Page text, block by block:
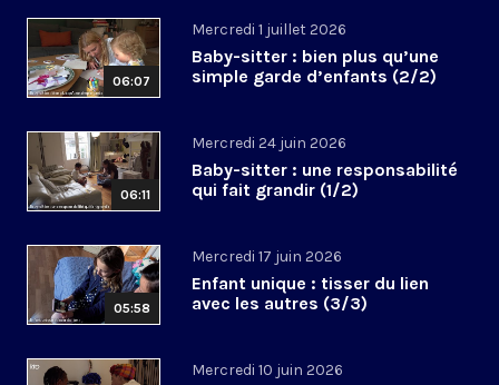
06:07
Mercredi 1 juillet 2026
Baby-sitter : bien plus qu’une
simple garde d’enfants (2/2)
06:11
Mercredi 24 juin 2026
Baby-sitter : une responsabilité
qui fait grandir (1/2)
05:58
Mercredi 17 juin 2026
Enfant unique : tisser du lien
avec les autres (3/3)
Mercredi 10 juin 2026